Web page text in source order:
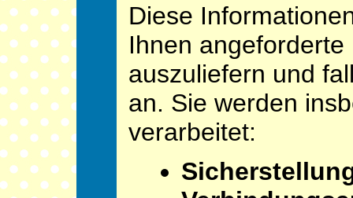
Diese
Ihnen
auszuliefern und
an. Sie werden
verarbeitet: